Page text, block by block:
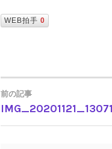
WEB拍手 0
投
前の記事